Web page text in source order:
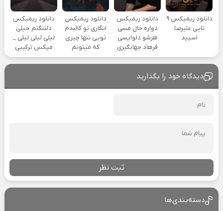
دانلود ریمیکس ۹
تایی علیرضا
اسپید
دانلود ریمیکس
دواره حال مسی
هرشو دلواپسی
فرهاد جهانگیری
دانلود ریمیکس
انگاری تو کالبدم
تویی تنها چیزی
که میتونم
دانلود ریمیکس
دلتنگتم خیلی
لیلی لیلی لیلی _
میکس ترکیبی
دیدگاه خود را بگذارید
ثبت نظر
دسته‌بندی‌ها